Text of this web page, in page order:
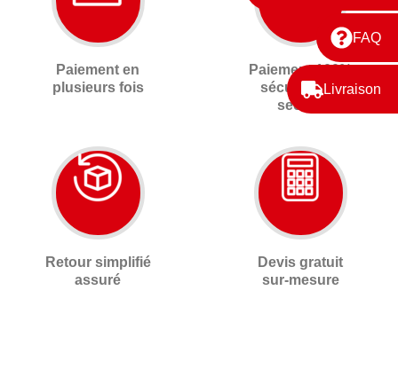
FAQ
Livraison
Paiement en
plusieurs fois
Paiement 100%
sécurisé 3D
secure
Retour simplifié
assuré
Devis gratuit
sur-mesure